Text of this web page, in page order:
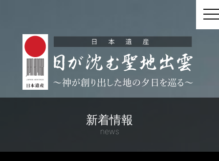
新着情報
news